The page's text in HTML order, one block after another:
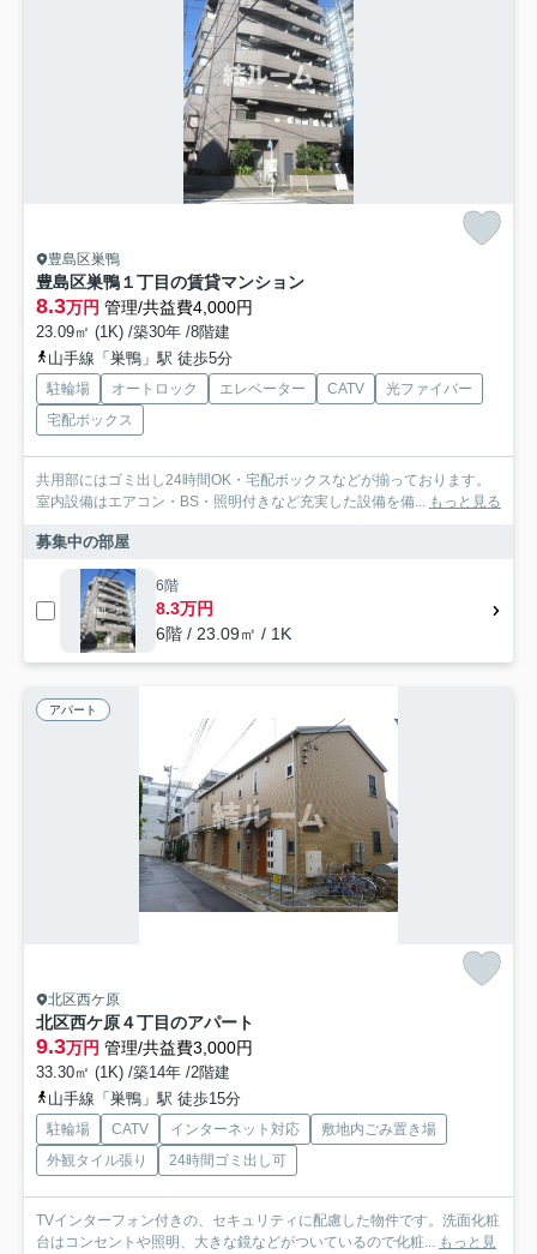
豊島区巣鴨
豊島区巣鴨１丁目の賃貸マンション
8.3万円 管理/共益費4,000円
23.09㎡ (1K) /築30年 /8階建
山手線「巣鴨」駅 徒歩5分
駐輪場 オートロック エレベーター CATV
光ファイバー
宅配ボックス
共用部にはゴミ出し24時間OK・宅配ボックスなどが揃っております。
室内設備はエアコン・BS・照明付きなど充実した設備を備... もっと見る
募集中の部屋
6階
8.3万円
6階 / 23.09㎡ / 1K
アパート
北区西ケ原
北区西ケ原４丁目のアパート
9.3万円 管理/共益費3,000円
33.30㎡ (1K) /築14年 /2階建
山手線「巣鴨」駅 徒歩15分
駐輪場 CATV インターネット対応
敷地内ごみ置き場
外観タイル張り
24時間ゴミ出し可
TVインターフォン付きの、セキュリティに配慮した物件です。洗面化粧
台はコンセントや照明、大きな鏡などがついているので化粧... もっと見